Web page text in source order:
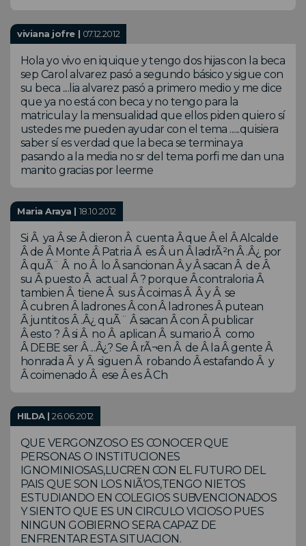
viviana jofre | 07.12.2012
Hola yo vivo en iquique y tengo dos hijas con la beca
sep Carol alvarez pasó a segundo básico y sigue con
su beca ....lia alvarez pasó a primero medio y me dice
que ya no está con beca y no tengo para la
matricula y la mensualidad que ellos piden quiero sí
ustedes me pueden ayudar con el tema ......quisiera
saber sí es verdad que la beca se termina ya
pasando a la media no sr del tema porfi me dan una
manito gracias por leerme
Maria Araya | 18.10.2012
Si Â ya Â se Â dieron Â cuenta Â que Â el Â Alcalde
Â de Â Monte Â Patria Â es Â un Â ladrÃ²n Â .Â¿ por
Â quÃ¨ Â no Â lo Â sancionan Â y Â sacan Â de Â
su Â puesto Â actual Â ? porque Â contraloria Â
tambien Â tiene Â sus Â coimas Â Â y Â se
Â cubren Â ladrones Â con Â ladrones Â putean
Â juntitos Â .Â¿ quÃ¨ Â sacan Â con Â publicar
Â esto ? Â si Â no Â aplican Â sumario Â como
Â DEBE ser Â ...Â¿? Se Â rÃ¬en Â de Â la Â gente Â
honrada Â y Â siguen Â robando Â estafando Â y
Â coimenado Â ese Â es Â Ch
HILDA |26.06.2012
QUE VERGONZOSO ES CONOCER QUE
PERSONAS O INSTITUCIONES
IGNOMINIOSAS,LUCREN CON EL FUTURO DEL
PAIS QUE SON LOS NIÃ‘OS,TENGO NIETOS
ESTUDIANDO EN COLEGIOS SUBVENCIONADOS
Y SIENTO QUE ES UN CIRCULO VICIOSO PUES
NINGUN GOBIERNO SERA CAPAZ DE
ENFRENTAR ESTA SITUACION.